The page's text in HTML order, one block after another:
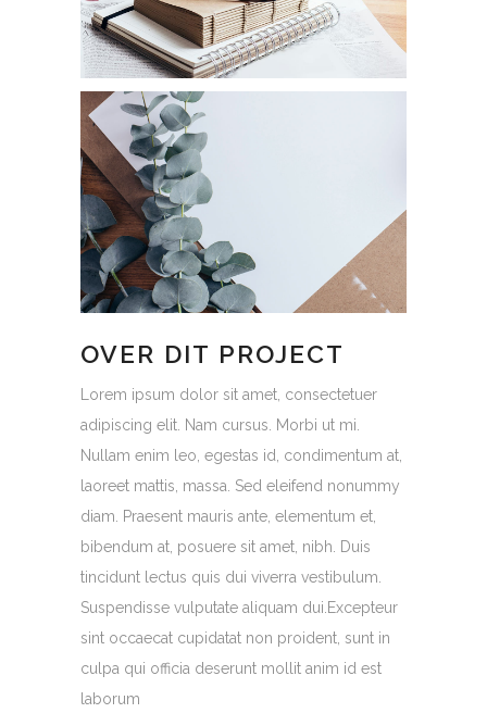
OVER DIT PROJECT
Lorem ipsum dolor sit amet, consectetuer
adipiscing elit. Nam cursus. Morbi ut mi.
Nullam enim leo, egestas id, condimentum at,
laoreet mattis, massa. Sed eleifend nonummy
diam. Praesent mauris ante, elementum et,
bibendum at, posuere sit amet, nibh. Duis
tincidunt lectus quis dui viverra vestibulum.
Suspendisse vulputate aliquam dui.Excepteur
sint occaecat cupidatat non proident, sunt in
culpa qui officia deserunt mollit anim id est
laborum